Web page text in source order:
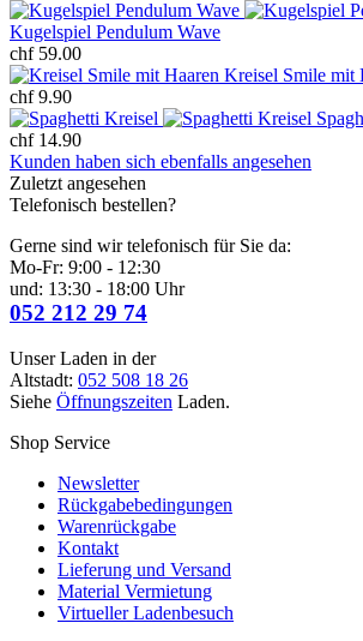
Kugelspiel Pendulum Wave
chf 59.00
Kreisel Smile mit
chf 9.90
chf 14.90
Kunden haben sich ebenfalls angesehen
Zuletzt angesehen
Telefonisch bestellen?
Gerne sind wir telefonisch für Sie da:
Mo-Fr: 9:00 - 12:30
und: 13:30 - 18:00 Uhr
052 212 29 74
Unser Laden in der
Altstadt: 052 508 18 26
Siehe Öffnungszeiten Laden.
Shop Service
Newsletter
Rückgabebedingungen
Warenrückgabe
Kontakt
Lieferung und Versand
Material Vermietung
Virtueller Ladenbesuch